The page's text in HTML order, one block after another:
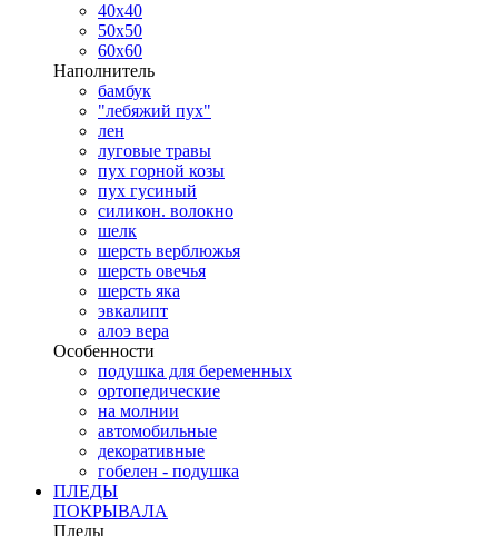
40х40
50х50
60х60
Наполнитель
бамбук
"лебяжий пух"
лен
луговые травы
пух горной козы
пух гусиный
силикон. волокно
шелк
шерсть верблюжья
шерсть овечья
шерсть яка
эвкалипт
алоэ вера
Особенности
подушка для беременных
ортопедические
на молнии
автомобильные
декоративные
гобелен - подушка
ПЛЕДЫ
ПОКРЫВАЛА
Пледы